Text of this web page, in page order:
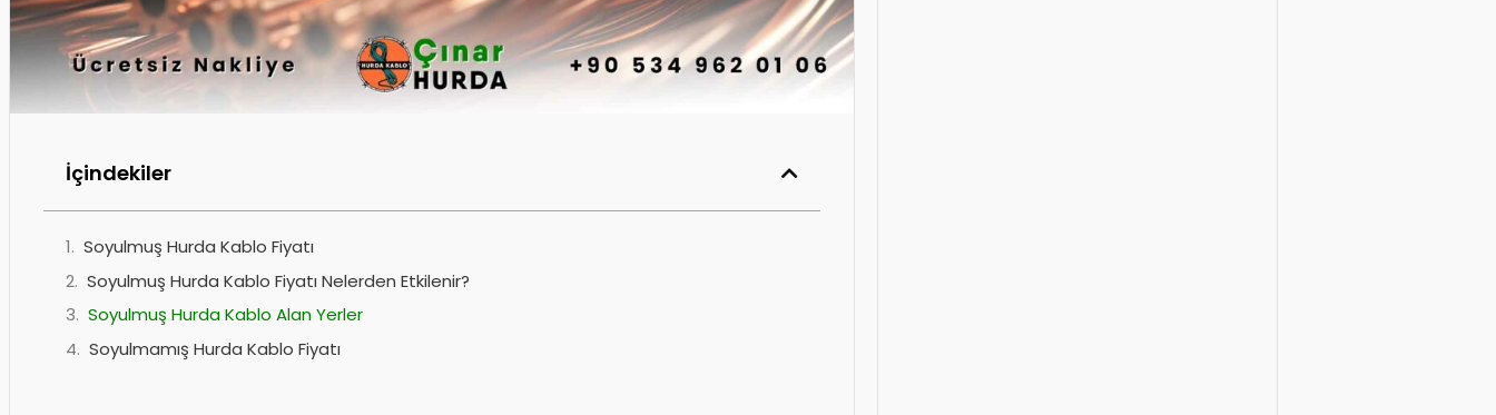
İçindekiler
Soyulmuş Hurda Kablo Fiyatı
Soyulmuş Hurda Kablo Fiyatı Nelerden Etkilenir?
Soyulmuş Hurda Kablo Alan Yerler
Soyulmamış Hurda Kablo Fiyatı